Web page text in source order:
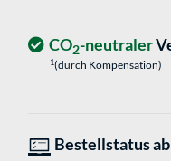
CO2-neutraler
1(durch Kompensation)
Bestellstatus